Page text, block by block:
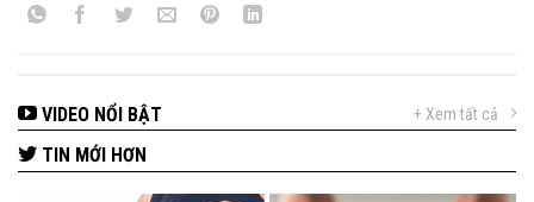
VIDEO NỔI BẬT + Xem tất cả
TIN MỚI HƠN